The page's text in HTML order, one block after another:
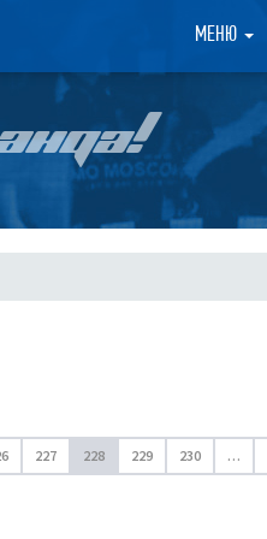
МЕНЮ
227 228 229 230 …